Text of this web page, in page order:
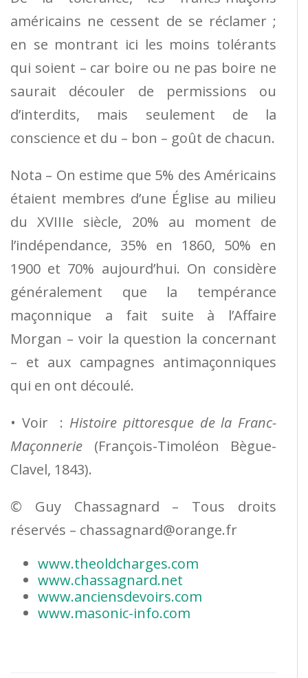
américains ne cessent de se réclamer ;
en se montrant ici les moins tolérants
qui soient – car boire ou ne pas boire ne
saurait découler de permissions ou
d’interdits, mais seulement de la
conscience et du – bon – goût de chacun.
Nota – On estime que 5% des Américains
étaient membres d’une Église au milieu
du XVIIIe siècle, 20% au moment de
l’indépendance, 35% en 1860, 50% en
1900 et 70% aujourd’hui. On considère
généralement que la tempérance
maçonnique a fait suite à l’Affaire
Morgan – voir la question la concernant
– et aux campagnes antimaçonniques
qui en ont découlé.
• Voir
: Histoire pittoresque de la Franc-
Maçonnerie (François-Timoléon Bègue-
Clavel, 1843).
© Guy Chassagnard – Tous droits
réservés – chassagnard@orange.fr
www.theoldcharges.com
www.chassagnard.net
www.anciensdevoirs.com
www.masonic-info.com